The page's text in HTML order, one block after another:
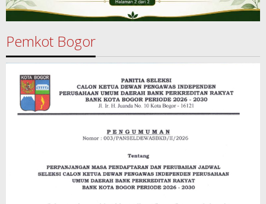
Pemkot Bogor